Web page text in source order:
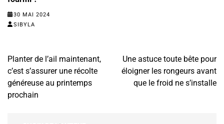
30 MAI 2024
SIBYLA
Navigation
de
l’article
Planter de l’ail maintenant,
c’est s’assurer une récolte
généreuse au printemps
prochain
Une astuce toute bête pour
éloigner les rongeurs avant
que le froid ne s’installe